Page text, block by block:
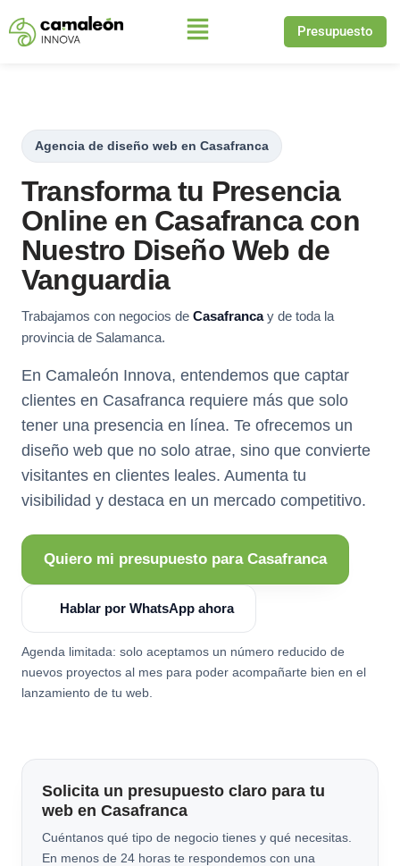
Saltar
Presupuesto
Agencia de diseño web en Casafranca
Transforma tu Presencia
Online en Casafranca con
Nuestro Diseño Web de
Vanguardia
Trabajamos con negocios de Casafrancay de toda la
provincia de Salamanca.
En Camaleón Innova, entendemos que captar
clientes en Casafranca requiere más que solo
tener una presencia en línea. Te ofrecemos un
diseño web que no solo atrae, sino que convierte
visitantes en clientes leales. Aumenta tu
visibilidad y destaca en un mercado competitivo.
Quiero mi presupuesto para Casafranca
Hablar por WhatsApp ahora
Agenda limitada: solo aceptamos un número reducido de
nuevos proyectos al mes para poder acompañarte bien en el
lanzamiento de tu web.
Solicita un presupuesto claro para tu
web en Casafranca
Cuéntanos qué tipo de negocio tienes y qué necesitas.
En menos de 24 horas te respondemos con una